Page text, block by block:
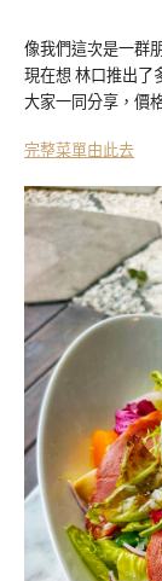
像我們這次是一群
現在想 林口推出了
大家一同分享，價
完整菜單由此去